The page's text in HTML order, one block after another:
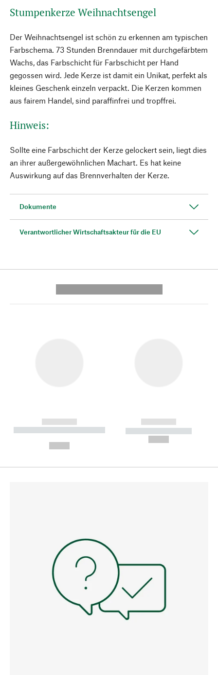
Stumpenkerze Weihnachtsengel
Der Weihnachtsengel ist schön zu erkennen am typischen
Farbschema. 73 Stunden Brenndauer mit durchgefärbtem
Wachs, das Farbschicht für Farbschicht per Hand
gegossen wird. Jede Kerze ist damit ein Unikat, perfekt als
kleines Geschenk einzeln verpackt. Die Kerzen kommen
aus fairem Handel, sind paraffinfrei und tropffrei.
Hinweis:
Sollte eine Farbschicht der Kerze gelockert sein, liegt dies
an ihrer außergewöhnlichen Machart. Es hat keine
Auswirkung auf das Brennverhalten der Kerze.
Dokumente
Verantwortlicher Wirtschaftsakteur für die EU
------------
----------- ----------- --------
------------
----------- -----------